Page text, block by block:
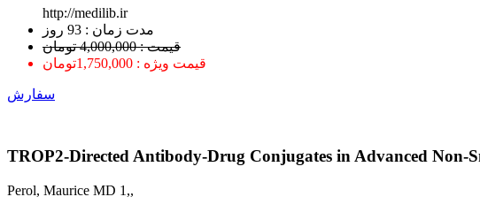
http://medilib.ir
ﻣﺪﺕ ﺯﻣﺎﻥ : 93 ﺭﻭﺯ
قیمت : 4,000,000 تومان
قیمت ویژه : 1,750,000تومان
سفارش
TROP2-Directed Antibody-Drug Conjugates in Advanced Non-
Perol, Maurice MD 1,,